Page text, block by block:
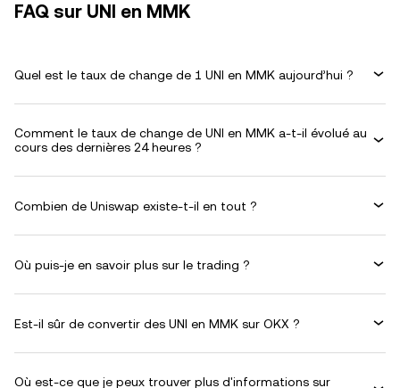
FAQ sur UNI en MMK
Quel est le taux de change de 1 UNI en MMK aujourd’hui ?
Comment le taux de change de UNI en MMK a-t-il évolué au
cours des dernières 24 heures ?
Combien de Uniswap existe-t-il en tout ?
Où puis-je en savoir plus sur le trading ?
Est-il sûr de convertir des UNI en MMK sur OKX ?
Où est-ce que je peux trouver plus d'informations sur